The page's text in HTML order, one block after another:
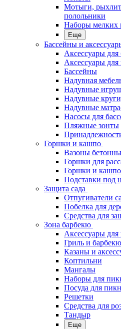
Мотыги,
полольники
Наборы мелких
Еще
Бассейны и
Аксессуары для
Аксессуары для
Бассейны
Надувная
Надувные
Надувные
Надувные
Насосы для
Пляжные зонты
Горшки и кашпо
Вазоны
Горшки для
Горшки и кашпо
Подставки под
Защита сада
Отпугиватели
Побелка для
Средства для
Зона барбекю
Аксессуары
Гриль и барбекю
Казаны и
Коптильни
Мангалы
Наборы для
Посуда для
Решетки
Средства для
Тандыр
Еще